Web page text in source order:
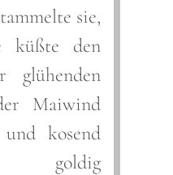
sie,
küßte den
Maiwind
kosend
goldig